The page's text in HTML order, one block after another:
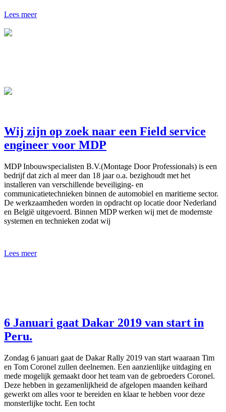
Lees meer
Wij zijn op zoek naar een Field service
engineer voor MDP
MDP Inbouwspecialisten B.V.(Montage Door Professionals) is een
bedrijf dat zich al meer dan 18 jaar o.a. bezighoudt met het
installeren van verschillende beveiliging- en
communicatietechnieken binnen de automobiel en maritieme sector.
De werkzaamheden worden in opdracht op locatie door Nederland
en België uitgevoerd. Binnen MDP werken wij met de modernste
systemen en technieken zodat wij
Lees meer
6 Januari gaat Dakar 2019 van start in
Peru.
Zondag 6 januari gaat de Dakar Rally 2019 van start waaraan Tim
en Tom Coronel zullen deelnemen. Een aanzienlijke uitdaging en
mede mogelijk gemaakt door het team van de gebroeders Coronel.
Deze hebben in gezamenlijkheid de afgelopen maanden keihard
gewerkt om alles voor te bereiden en klaar te hebben voor deze
monsterlijke tocht. Een tocht